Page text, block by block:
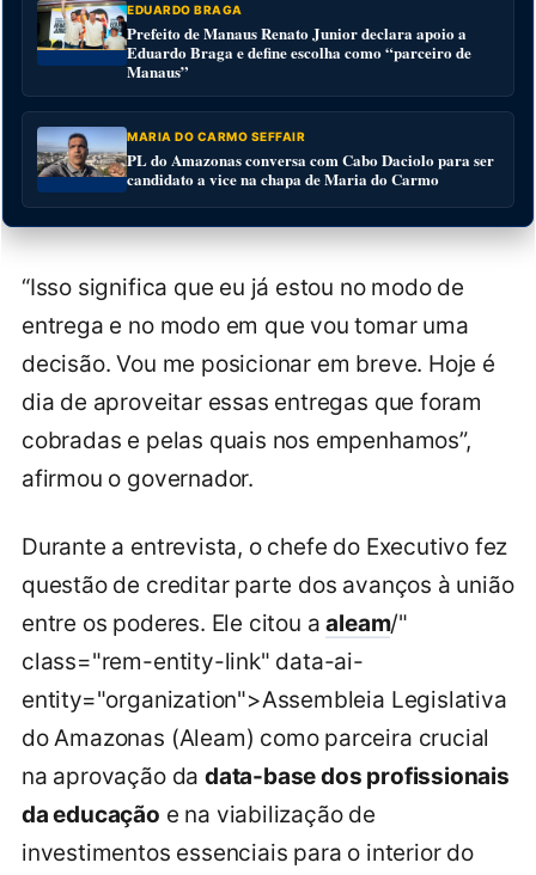
EDUARDO BRAGA
Prefeito de Manaus Renato Junior declara apoio a
Eduardo Braga e define escolha como “parceiro de
Manaus”
MARIA DO CARMO SEFFAIR
PL do Amazonas conversa com Cabo Daciolo para ser
candidato a vice na chapa de Maria do Carmo
“Isso significa que eu já estou no modo de
entrega e no modo em que vou tomar uma
decisão. Vou me posicionar em breve. Hoje é
dia de aproveitar essas entregas que foram
cobradas e pelas quais nos empenhamos”,
afirmou o governador.
Durante a entrevista, o chefe do Executivo fez
questão de creditar parte dos avanços à união
entre os poderes. Ele citou aaleam/"
class="rem-entity-link" data-ai-
entity="organization">Assembleia Legislativa
do Amazonas (Aleam) como parceira crucial
na aprovação da data-base dos profissionais
da educação e na viabilização de
investimentos essenciais para o interior do